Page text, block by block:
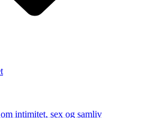
intimitet, sex og samliv